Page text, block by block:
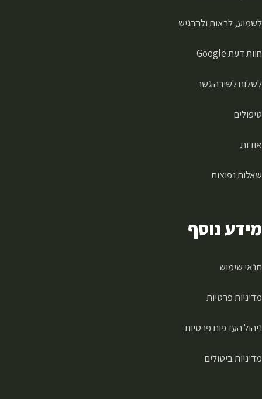
לשמוע, לראות ולהרגיש
חוות דעת Google
לשלוח לשירה גשר
טיפולים
אודות
שאלות נפוצות
מידע נוסף
תנאי שימוש
מדיניות פרטיות
ניהול העדפות פרטיות
מדיניות ביטולים